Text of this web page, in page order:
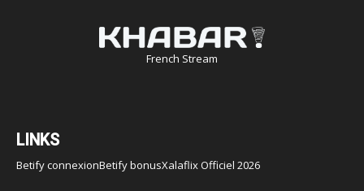
French Stream
LINKS
Betify connexionBetify bonusXalaflix Officiel 2026